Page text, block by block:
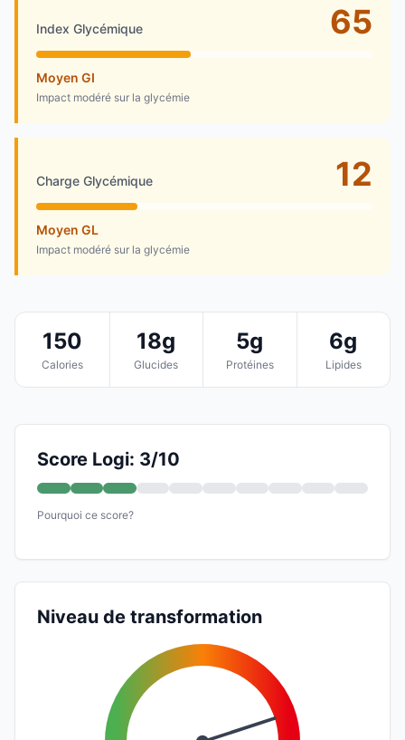
Index Glycémique 65
Moyen GI
Impact modéré sur la glycémie
Charge Glycémique 12
Moyen GL
Impact modéré sur la glycémie
150
Calories
18g
Glucides
5g
Protéines
6g
Lipides
Score Logi: 3/10
Pourquoi ce score?
Niveau de transformation